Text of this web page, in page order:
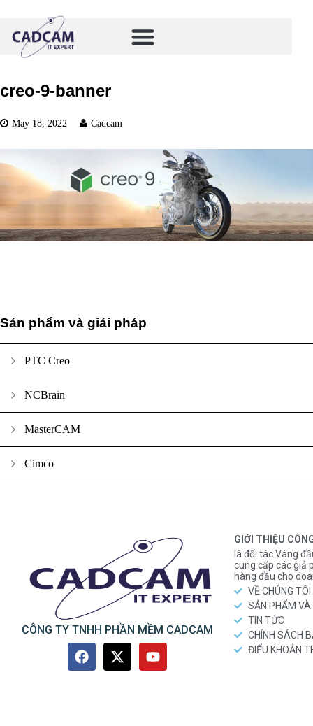
creo-9-banner
May 18, 2022 Cadcam
Sản phẩm và giải pháp
PTC Creo
NCBrain
MasterCAM
Cimco
CÔNG TY TNHH PHẦN MỀM CADCAM
GIỚI THIỆU
là đối tác Vàng
cung cấp các giả
hàng đầu cho
VỀ CHÚNG TÔI
SẢN PHẨM VÀ
TIN TỨC
CHÍNH SÁCH
ĐIỂU KHOẢN